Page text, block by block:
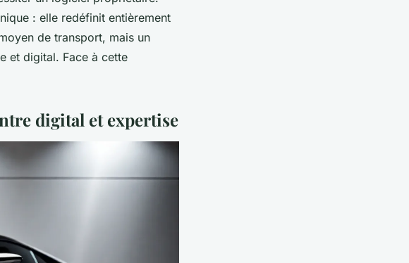
: elle redéfinit entièrement
de transport, mais un
et digital. Face à cette
digital et expertise